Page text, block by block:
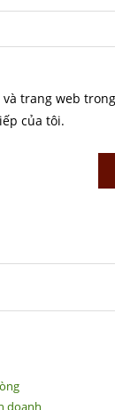
và trang web
của tôi.
doanh